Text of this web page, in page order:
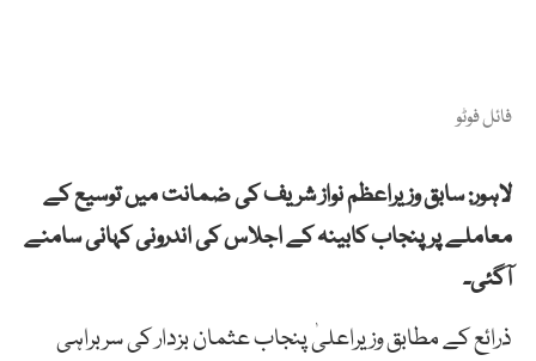
فائل فوٹو
لاہور: سابق وزیراعظم نواز شریف کی ضمانت میں توسیع کے
معاملے پر پنجاب کابینہ کے اجلاس کی اندرونی کہانی سامنے
آگئی۔
ذرائع کے مطابق وزیراعلیٰ پنجاب عثمان بزدار کی سربراہی